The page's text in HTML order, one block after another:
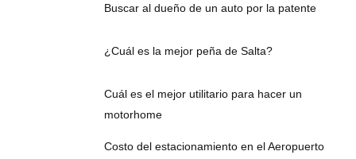
Buscar al dueño de un auto por la patente
¿Cuál es la mejor peña de Salta?
Cuál es el mejor utilitario para hacer un
motorhome
Costo del estacionamiento en el Aeropuerto